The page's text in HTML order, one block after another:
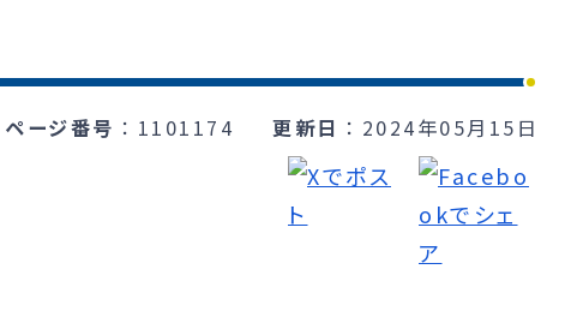
ページ番号 1101174 更新日 2024年05月15日